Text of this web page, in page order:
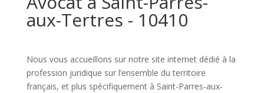
aux-Tertres - 10410
Nous vous accueillons sur notre site internet dédié à la
profession juridique sur l’ensemble du territoire
français, et plus spécifiquement à Saint-Parres-aux-